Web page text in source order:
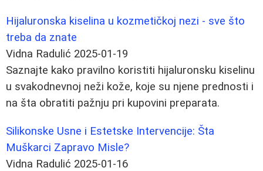
Hijaluronska kiselina u kozmetičkoj nezi - sve što
treba da znate
Vidna Radulić 2025-01-19
Saznajte kako pravilno koristiti hijaluronsku kiselinu
u svakodnevnoj neži kože, koje su njene prednosti i
na šta obratiti pažnju pri kupovini preparata.
Silikonske Usne i Estetske Intervencije: Šta
Muškarci Zapravo Misle?
Vidna Radulić 2025-01-16